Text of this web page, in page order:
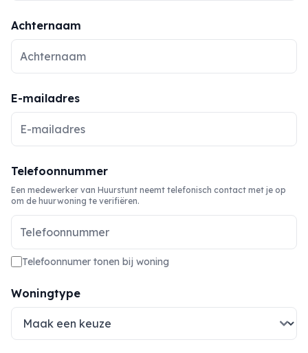
Achternaam
E-mailadres
Telefoonnummer
Een medewerker van Huurstunt neemt telefonisch contact met je op
om de huurwoning te verifiëren.
Telefoonnumer tonen bij woning
Woningtype